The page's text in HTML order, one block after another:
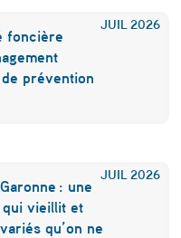
JUIL 2026
foncière
prévention
JUIL 2026
: une
qui vieillit et
qu’on ne